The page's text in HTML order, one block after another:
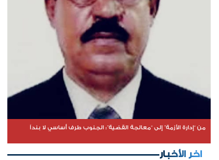
من “إدارة الأزمة” إلى “معالجة القضية”: الجنوب طرف أساسي لا بنداً
اخر الأخبار